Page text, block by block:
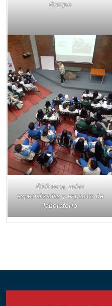
Bosque
Biblioteca, aulas
especializadas y espaciosde
laboratorio